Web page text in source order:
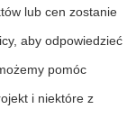
obniŜenia
na pewną ilość
po
lub cen zostanie
aby odpowiedzieć
pomóc
i niektóre z